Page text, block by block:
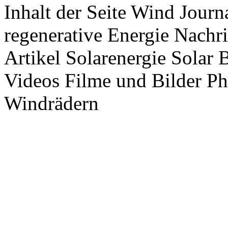
Inhalt der Seite Wind
regenerative Energie
Artikel Solarenergie Solar
Videos Filme und Bilder
Windrädern